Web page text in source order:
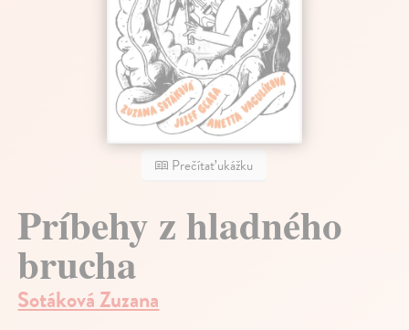
Prečítať ukážku
Príbehy z hladného
brucha
Sotáková Zuzana